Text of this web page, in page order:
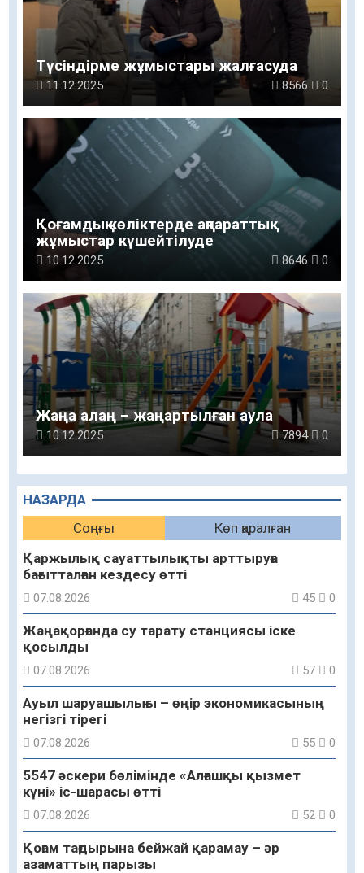
НАЗАРДА
Соңғы
Көп қаралған
Қаржылық сауаттылықты арттыруға
бағытталған кездесу өтті
07.08.2026 45 0
Жаңақорғанда су тарату станциясы іске
қосылды
07.08.2026 57 0
Ауыл шаруашылығы – өңір экономикасының
негізгі тірегі
07.08.2026 55 0
5547 әскери бөлімінде «Алғашқы қызмет
күні» іс-шарасы өтті
07.08.2026 52 0
Қоғам тағдырына бейжай қарамау – әр
азаматтың парызы
Түсіндірме жұмыстары жалғасуда
11.12.2025 8566 0
Қоғамдық көліктерде ақпараттық
жұмыстар күшейтілуде
10.12.2025 8646 0
Жаңа алаң – жаңартылған аула
10.12.2025 7894 0